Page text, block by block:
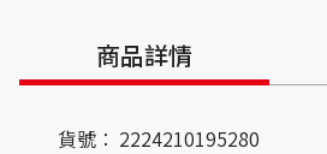
商品詳情
貨號： 2224210195280